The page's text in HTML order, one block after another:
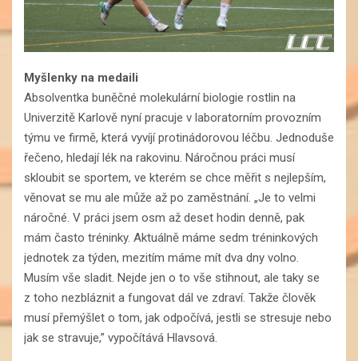
Myšlenky na medaili
Absolventka buněčné molekulární biologie rostlin na
Univerzitě Karlově nyní pracuje v laboratorním provozním
týmu ve firmě, která vyvíjí protinádorovou léčbu. Jednoduše
řečeno, hledají lék na rakovinu. Náročnou práci musí
skloubit se sportem, ve kterém se chce měřit s nejlepším,
věnovat se mu ale může až po zaměstnání. „Je to velmi
náročné. V práci jsem osm až deset hodin denně, pak
mám často tréninky. Aktuálně máme sedm tréninkových
jednotek za týden, mezitím máme mít dva dny volno.
Musím vše sladit. Nejde jen o to vše stihnout, ale taky se
z toho nezbláznit a fungovat dál ve zdraví. Takže člověk
musí přemýšlet o tom, jak odpočívá, jestli se stresuje nebo
jak se stravuje,” vypočítává Hlavsová.